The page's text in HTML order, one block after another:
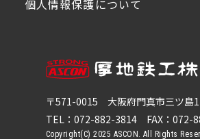
〒571-0015 大阪府門真市三ツ島
TEL：072-882-3814 FAX：072-
Copyright(C) 2025 ASCON. All Rights
個人情報保護について